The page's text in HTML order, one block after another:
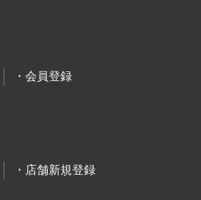
会員登録
店舗新規登録